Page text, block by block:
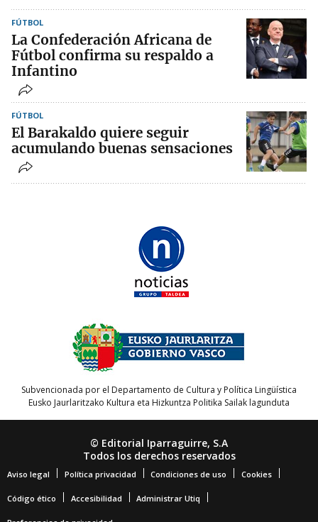
FÚTBOL
La Confederación Africana de
Fútbol confirma su respaldo a
Infantino
FÚTBOL
El Barakaldo quiere seguir
acumulando buenas sensaciones
Subvencionada por el Departamento de Cultura y Política Lingüística
Eusko Jaurlaritzako Kultura eta Hizkuntza Politika Sailak lagunduta
© Editorial Iparraguirre, S.A
Todos los derechos reservados
Aviso legal Política privacidad Condiciones de uso Cookies
Código ético Accesibilidad Administrar Utiq